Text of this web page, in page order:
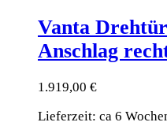
Vanta
Anschlag
1.919,00 €
Lieferzeit: ca 6